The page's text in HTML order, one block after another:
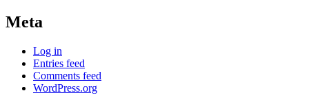
Meta
Log in
Entries feed
Comments feed
WordPress.org